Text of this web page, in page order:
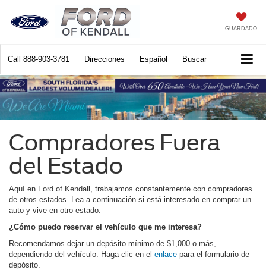
GUARDADO
Call 888-903-3781 Direcciones Español Buscar
Compradores Fuera
del Estado
Aquí en Ford of Kendall, trabajamos constantemente con compradores
de otros estados. Lea a continuación si está interesado en comprar un
auto y vive en otro estado.
¿Cómo puedo reservar el vehículo que me interesa?
Recomendamos dejar un depósito mínimo de $1,000 o más,
dependiendo del vehículo. Haga clic en el enlace para el formulario de
depósito.